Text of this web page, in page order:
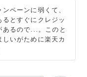
ペーンに弱くて、
とすぐにクレジッ
あるので...。このと
いがために楽天カ